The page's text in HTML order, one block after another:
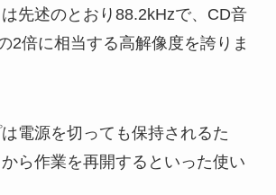
先述のとおり88.2kHzで、CD音
2倍に相当する高解像度を誇りま
電源を切っても保持されるた
ら作業を再開するといった使い